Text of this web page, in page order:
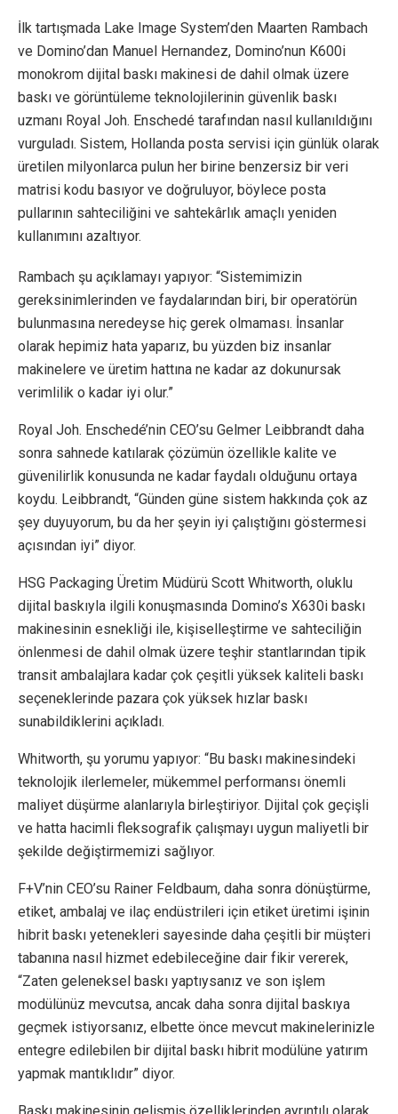
İlk tartışmada Lake Image System’den Maarten Rambach
ve Domino’dan Manuel Hernandez, Domino’nun K600i
monokrom dijital baskı makinesi de dahil olmak üzere
baskı ve görüntüleme teknolojilerinin güvenlik baskı
uzmanı Royal Joh. Enschedé tarafından nasıl kullanıldığını
vurguladı. Sistem, Hollanda posta servisi için günlük olarak
üretilen milyonlarca pulun her birine benzersiz bir veri
matrisi kodu basıyor ve doğruluyor, böylece posta
pullarının sahteciliğini ve sahtekârlık amaçlı yeniden
kullanımını azaltıyor.
Rambach şu açıklamayı yapıyor: “Sistemimizin
gereksinimlerinden ve faydalarından biri, bir operatörün
bulunmasına neredeyse hiç gerek olmaması. İnsanlar
olarak hepimiz hata yaparız, bu yüzden biz insanlar
makinelere ve üretim hattına ne kadar az dokunursak
verimlilik o kadar iyi olur.”
Royal Joh. Enschedé’nin CEO’su Gelmer Leibbrandt daha
sonra sahnede katılarak çözümün özellikle kalite ve
güvenilirlik konusunda ne kadar faydalı olduğunu ortaya
koydu. Leibbrandt, “Günden güne sistem hakkında çok az
şey duyuyorum, bu da her şeyin iyi çalıştığını göstermesi
açısından iyi” diyor.
HSG Packaging Üretim Müdürü Scott Whitworth, oluklu
dijital baskıyla ilgili konuşmasında Domino’s X630i baskı
makinesinin esnekliği ile, kişiselleştirme ve sahteciliğin
önlenmesi de dahil olmak üzere teşhir stantlarından tipik
transit ambalajlara kadar çok çeşitli yüksek kaliteli baskı
seçeneklerinde pazara çok yüksek hızlar baskı
sunabildiklerini açıkladı.
Whitworth, şu yorumu yapıyor: “Bu baskı makinesindeki
teknolojik ilerlemeler, mükemmel performansı önemli
maliyet düşürme alanlarıyla birleştiriyor. Dijital çok geçişli
ve hatta hacimli fleksografik çalışmayı uygun maliyetli bir
şekilde değiştirmemizi sağlıyor.
F+V’nin CEO’su Rainer Feldbaum, daha sonra dönüştürme,
etiket, ambalaj ve ilaç endüstrileri için etiket üretimi işinin
hibrit baskı yetenekleri sayesinde daha çeşitli bir müşteri
tabanına nasıl hizmet edebileceğine dair fikir vererek,
“Zaten geleneksel baskı yaptıysanız ve son işlem
modülünüz mevcutsa, ancak daha sonra dijital baskıya
geçmek istiyorsanız, elbette önce mevcut makinelerinizle
entegre edilebilen bir dijital baskı hibrit modülüne yatırım
yapmak mantıklıdır” diyor.